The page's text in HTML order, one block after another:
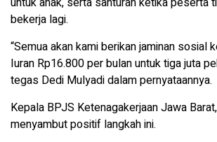
bekerja lagi.
“Semua akan kami berikan jaminan sosial
Iuran Rp16.800 per bulan untuk tiga juta
tegas Dedi Mulyadi dalam pernyataannya.
Kepala BPJS Ketenagakerjaan Jawa
menyambut positif langkah ini.